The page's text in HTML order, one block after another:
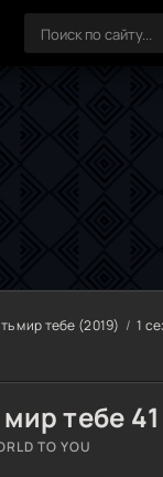
мир тебе (2019) 1
тебе
TO YOU